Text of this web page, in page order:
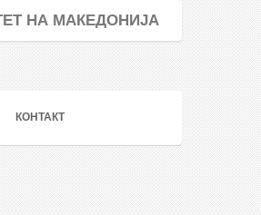
НА МАКЕДОНИЈА
КОНТАКТ